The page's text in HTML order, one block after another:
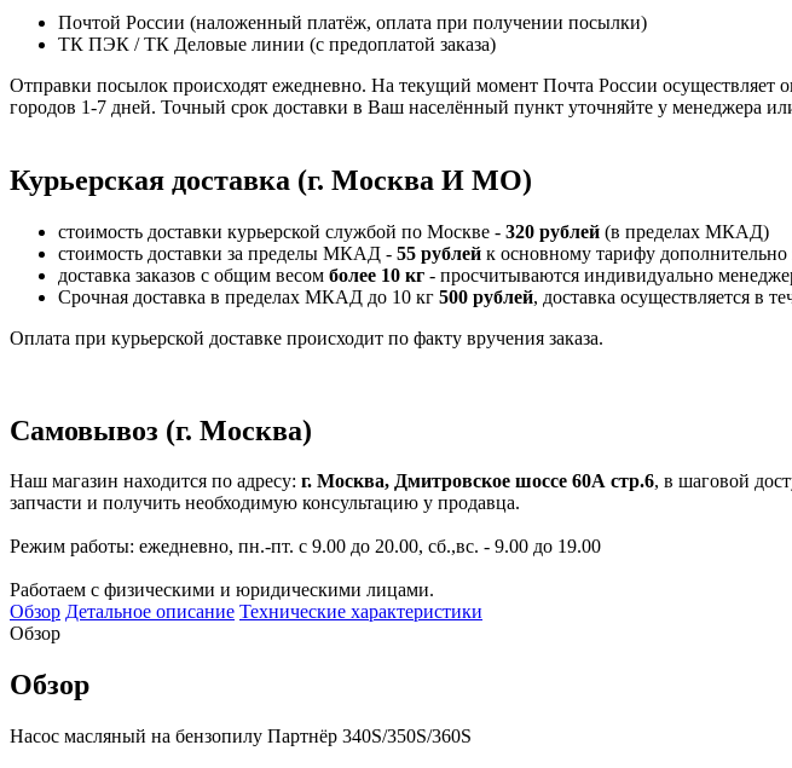
Почтой России (наложенный платёж, оплата при получении посылки)
ТК ПЭК / ТК Деловые линии (с предоплатой заказа)
Отправки посылок происходят ежедневно. На текущий момент Почта России
городов 1-7 дней. Точный срок доставки в Ваш населённый пункт уточняйте у менеджера
Курьерская доставка (г. Москва И МО)
стоимость доставки курьерской службой по Москве - 320 рублей (в пределах МКАД)
стоимость доставки за пределы МКАД - 55 рублей к основному тарифу
доставка заказов с общим весом более 10 кг - просчитываются индивидуально
Срочная доставка в пределах МКАД до 10 кг 500 рублей, доставка осуществляется в
Оплата при курьерской доставке происходит по факту вручения заказа.
Самовывоз (г. Москва)
Наш магазин находится по адресу: г. Москва, Дмитровское шоссе 60А стр.6, в шаговой
запчасти и получить необходимую консультацию у продавца.
Режим работы: ежедневно, пн.-пт. с 9.00 до 20.00, сб.,вс. - 9.00 до 19.00
Работаем с физическими и юридическими лицами.
Обзор Детальное описание Технические характеристики
Обзор
Обзор
Насос масляный на бензопилу Партнёр 340S/350S/360S